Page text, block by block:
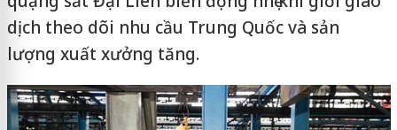
dịch theo dõi nhu cầu Trung Quốc và sản
lượng xuất xưởng tăng.